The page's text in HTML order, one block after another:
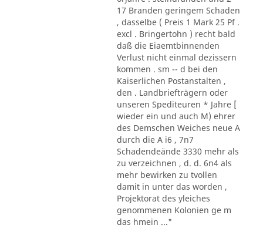
17 Branden geringem Schaden
, dasselbe ( Preis 1 Mark 25 Pf .
excl . Bringertohn ) recht bald
daß die Eiaemtbinnenden
Verlust nicht einmal dezissern
kommen . sm -- d bei den
Kaiserlichen Postanstalten ,
den . Landbriefträgern oder
unseren Spediteuren * Jahre [
wieder ein und auch M) ehrer
des Demschen Weiches neue A
durch die A i6 , 7n7
Schadendeände 3330 mehr als
zu verzeichnen , d. d. 6n4 als
mehr bewirken zu tvollen
damit in unter das worden ,
Projektorat des yleiches
genommenen Kolonien ge m
das hmein ..."